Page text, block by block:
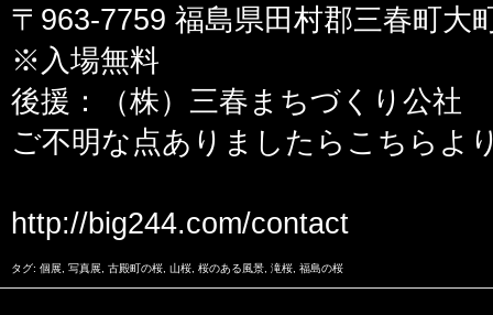
〒963-7759 福島県田村郡三春町大
※入場無料
後援：（株）三春まちづくり公社
ご不明な点ありましたらこちらよ
http://big244.com/contact
タグ: 個展 写真展 古殿町の桜 山桜 桜のある風景 滝桜 福島の桜